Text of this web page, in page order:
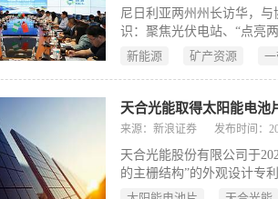
尼日利亚两州州长访华，
识：聚焦光伏电站、“点亮
资源—国内制造产业链闭环
新能源 矿产资源
来源：新浪证券 发布时间：
天合光能股份有限公司于
的主栅结构”的外观设计专
权并公告（授权公告号